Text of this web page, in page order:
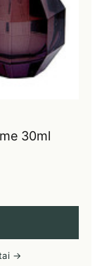
30ml
→
jūsų
kurie man